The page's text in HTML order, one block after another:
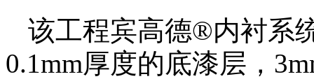
该工程宾高德®内衬系
0.1mm厚度的底漆层，